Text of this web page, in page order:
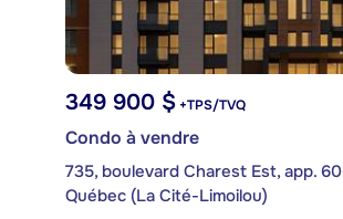
349 900 $ +TPS/TVQ
Condo à vendre
735, boulevard Charest Est, app.
Québec (La Cité-Limoilou)